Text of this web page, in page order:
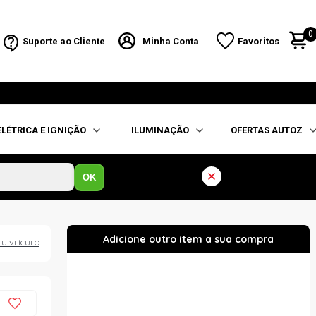
Suporte ao Cliente Minha Conta Favoritos
0
E IGNIÇÃO ILUMINAÇÃO OFERTAS AUTOZ
OK
VEÍCULO